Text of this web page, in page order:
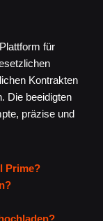
für
Kontrakten
Die beeidigten
präzise und
Prime?